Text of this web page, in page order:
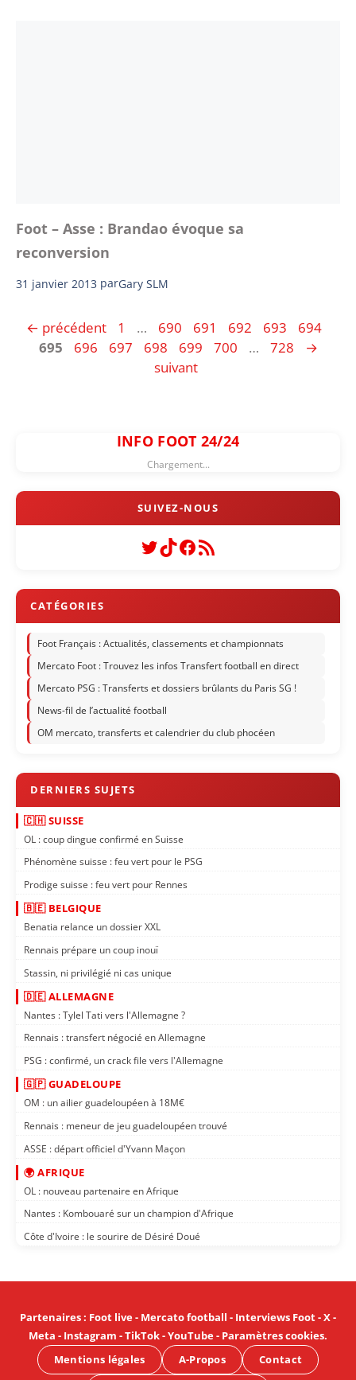
Foot – Asse : Brandao évoque sa
reconversion
31 janvier 2013 parGary SLM
← précédent Page
1 … Page
690 Page
691 Page
692 Page
693 Page
694
695
Page
696 Page
697 Page
698 Page
699 Page
700 … Page
728
→
suivant
INFO FOOT 24/24
Chargement...
Twitter
TikTok
Facebook
Flux RSS
Foot Français : Actualités, classements et championnats
Mercato Foot : Trouvez les infos Transfert football en direct
Mercato PSG : Transferts et dossiers brûlants du Paris SG !
News-fil de l’actualité football
OM mercato, transferts et calendrier du club phocéen
🇨🇭 SUISSE
OL : coup dingue confirmé en Suisse
Phénomène suisse : feu vert pour le PSG
Prodige suisse : feu vert pour Rennes
🇧🇪 BELGIQUE
Benatia relance un dossier XXL
Rennais prépare un coup inouï
Stassin, ni privilégié ni cas unique
🇩🇪 ALLEMAGNE
Nantes : Tylel Tati vers l'Allemagne ?
Rennais : transfert négocié en Allemagne
PSG : confirmé, un crack file vers l'Allemagne
🇬🇵 GUADELOUPE
OM : un ailier guadeloupéen à 18M€
Rennais : meneur de jeu guadeloupéen trouvé
ASSE : départ officiel d'Yvann Maçon
🌍 AFRIQUE
OL : nouveau partenaire en Afrique
Nantes : Kombouaré sur un champion d'Afrique
Côte d'Ivoire : le sourire de Désiré Doué
Partenaires: Foot live- Mercato football - Interviews Foot-X-
Meta - Instagram -TikTok-YouTube- Paramètres cookies.
Mentions légales
A-Propos Contact